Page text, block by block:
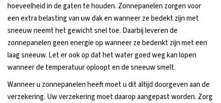
hoeveelheid in de gaten te houden. Zonnepanelen zorgen voor
een extra belasting van uw dak en wanneer ze bedekt zijn met
sneeuw neemt het gewicht snel toe. Daarbij leveren de
zonnepanelen geen energie op wanneer ze bedenkt zijn met een
laag sneeuw. Let er ook op dat het water goed weg kan lopen
wanneer de temperatuur oploopt en de sneeuw smelt.
Wanneer u zonnepanelen heeft moet u dit altijd doorgeven aan de
verzekering. Uw verzekering moet daarop aangepast worden. Zorg